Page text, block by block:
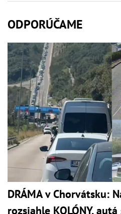
ODPORÚČAME
DRÁMA v Chorvátsku:
rozsiahle KOLÓNY,